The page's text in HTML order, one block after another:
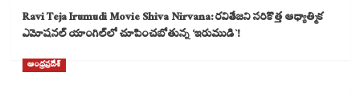
Ravi Teja Irumudi Movie Shiva Nirvana: రవితేజని సరికొత్త ఆధ్యాత్మిక
ఎమోషనల్ యాంగిల్‌లో చూపించబోతున్న ‘ఇరుముడి`!
ఆంధ్రప్రదేశ్